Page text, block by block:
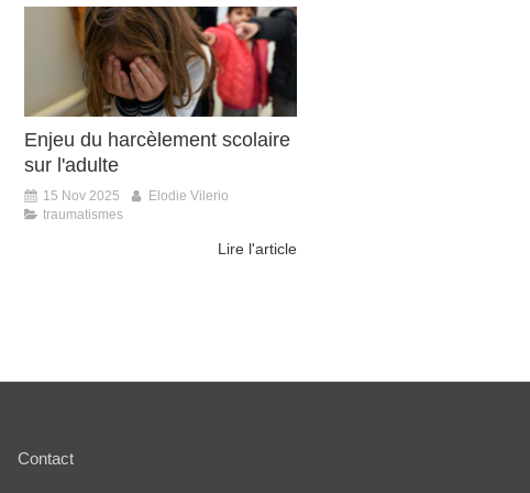
Enjeu du harcèlement scolaire
sur l'adulte
15 Nov 2025
Elodie Vilerio
traumatismes
Lire l'article
Contact